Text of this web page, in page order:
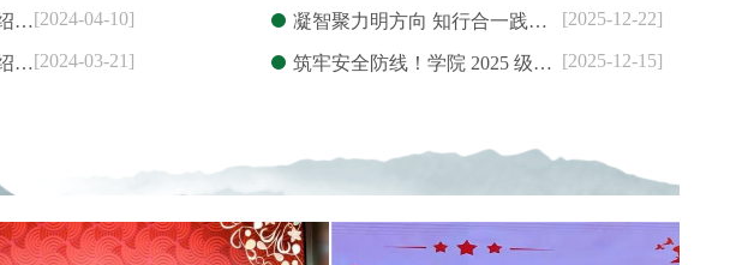
…[2024-04-10]
…[2024-03-21]
凝智聚力明方向 知行合一践… [2025-12-22]
筑牢安全防线！学院 2025 级… [2025-12-15]